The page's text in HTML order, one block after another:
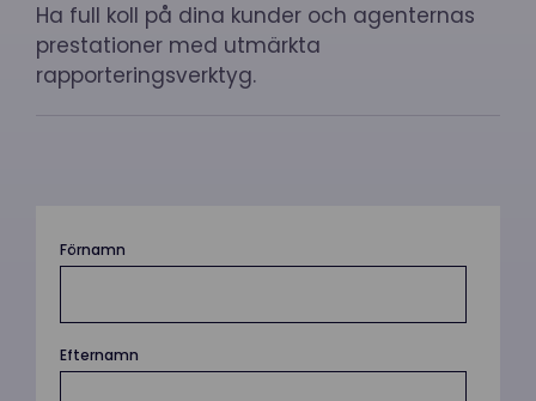
Ha full koll på dina kunder och agenternas
prestationer med utmärkta
rapporteringsverktyg.
Förnamn
Efternamn